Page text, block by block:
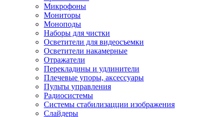
Микрофоны
Мониторы
Моноподы
Наборы для чистки
Осветители для видеосъемки
Осветители накамерные
Отражатели
Перекладины и удлинители
Плечевые упоры, аксессуары
Пульты управления
Радиосистемы
Системы стабилизацции изображения
Слайдеры